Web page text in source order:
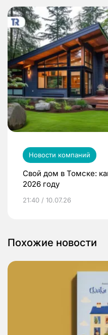
Новости компаний
Свой дом в Томске:
2026 году
21:40 / 10.07.26
Похожие новости